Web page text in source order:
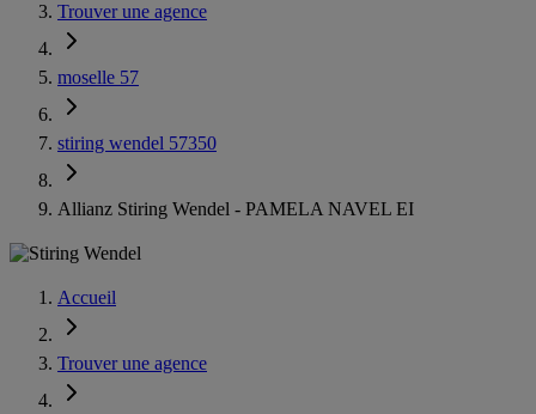
Trouver une agence
moselle 57
stiring wendel 57350
Allianz Stiring Wendel - PAMELA NAVEL EI
Accueil
Trouver une agence